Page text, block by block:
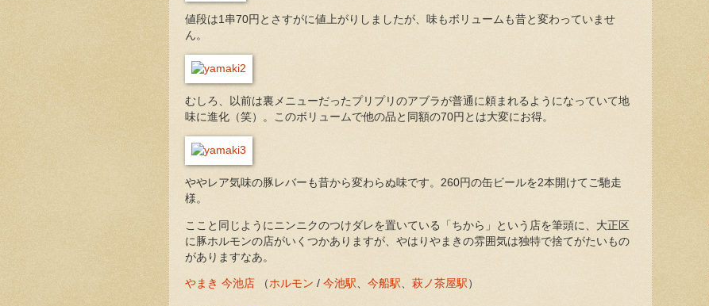
値段は1串70円とさすがに値上がりしましたが、味もボリュームも昔と変わっていませ
ん。
むしろ、以前は裏メニューだったプリプリのアブラが普通に頼まれるようになっていて地
味に進化（笑）。このボリュームで他の品と同額の70円とは大変にお得。
ややレア気味の豚レバーも昔から変わらぬ味です。260円の缶ビールを2本開けてご馳走
様。
ここと同じようにニンニクのつけダレを置いている「ちから」という店を筆頭に、大正区
に豚ホルモンの店がいくつかありますが、やはりやまきの雰囲気は独特で捨てがたいもの
がありますなあ。
やまき 今池店 （ホルモン / 今池駅、 今船駅、 萩ノ茶屋駅 ）